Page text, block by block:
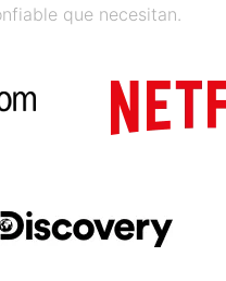
que necesitan.